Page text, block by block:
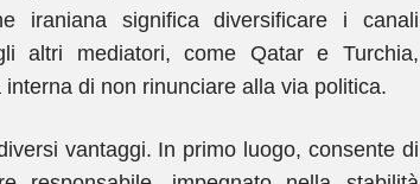
iraniana significa diversificare i canali
altri mediatori, come Qatar e Turchia,
di non rinunciare alla via politica.
vantaggi. In primo luogo, consente di